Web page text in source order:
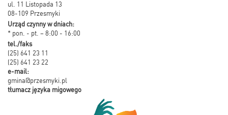
ul. 11 Listopada 13
08-109 Przesmyki
Urząd czynny w dniach:
* pon. - pt. – 8:00 - 16:00
tel./faks
(25) 641 23 11
(25) 641 23 22
e-mail:
gmina@przesmyki.pl
tłumacz języka migowego